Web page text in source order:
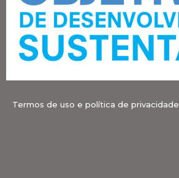
Termos de uso e política de privacidade